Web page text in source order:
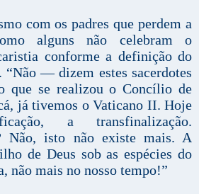
com os padres que perdem a
alguns não celebram o
conforme a definição do
— dizem estes sacerdotes
se realizou o Concílio de
já tivemos o Vaticano II. Hoje
a transfinalização.
Não, isto não existe mais. A
de Deus sob as espécies do
não mais no nosso tempo!”